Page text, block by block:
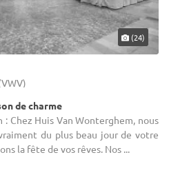
(24)
de charme
Chez Huis Van Wonterghem, nous
du plus beau jour de votre
la fête de vos rêves. Nos ...